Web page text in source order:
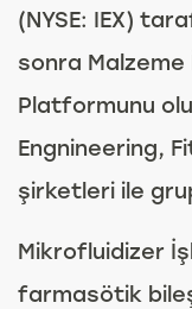
(NYSE: IEX)
sonra
Platformunu
Engnineering,
şirketleri ile
Mikrofluidizer
farmasötik